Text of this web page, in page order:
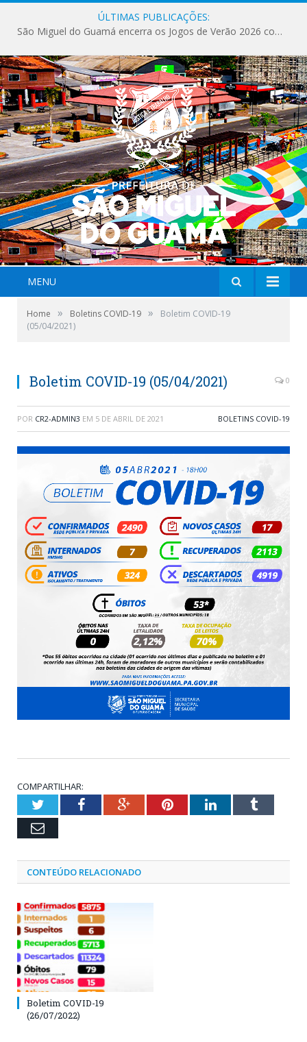
ÚLTIMAS PUBLICAÇÕES:
São Miguel do Guamá encerra os Jogos de Verão 2026 com sucesso de público e competições.
MENU
Home » Boletins COVID-19 »
Boletim COVID-19
(05/04/2021)
Boletim COVID-19 (05/04/2021) 0
POR CR2-ADMIN3 EM 5 DE ABRIL DE 2021 BOLETINS COVID-19
COMPARTILHAR:
TwitterFacebookGoogle+PinterestLinkedInTumblr
Email
CONTEÚDO RELACIONADO
Boletim COVID-19
(26/07/2022)